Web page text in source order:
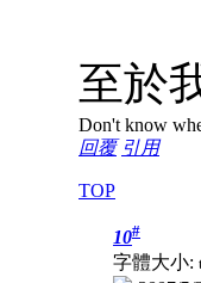
至於
Don't know
回覆 引用
TOP
10#
字體大小: